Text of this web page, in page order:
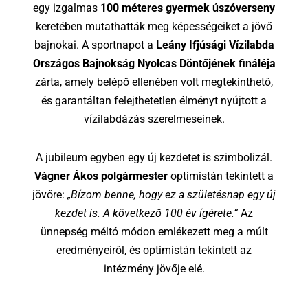
egy izgalmas 100 méteres gyermek úszóverseny
keretében mutathatták meg képességeiket a jövő
bajnokai. A sportnapot a Leány Ifjúsági Vízilabda
Országos Bajnokság Nyolcas Döntőjének fináléja
zárta, amely belépő ellenében volt megtekinthető,
és garantáltan felejthetetlen élményt nyújtott a
vízilabdázás szerelmeseinek.
A jubileum egyben egy új kezdetet is szimbolizál.
Vágner Ákos polgármester optimistán tekintett a
jövőre: „Bízom benne, hogy ez a születésnap egy új
kezdet is. A következő 100 év ígérete.”Az
ünnepség méltó módon emlékezett meg a múlt
eredményeiről, és optimistán tekintett az
intézmény jövője elé.